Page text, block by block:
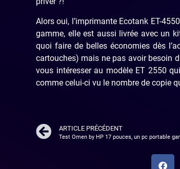
Alors oui, l’imprimante Ecotank ET-
gamme, elle est aussi livrée avec un
quoi faire de belles économies dès
cartouches) mais ne pas avoir besoin
vous intéresser au modèle ET 2550
comme celui-ci vu le nombre de copie
ARTICLE PRÉCÉDENT
Test Omen by HP 17 pouces, un pc portable